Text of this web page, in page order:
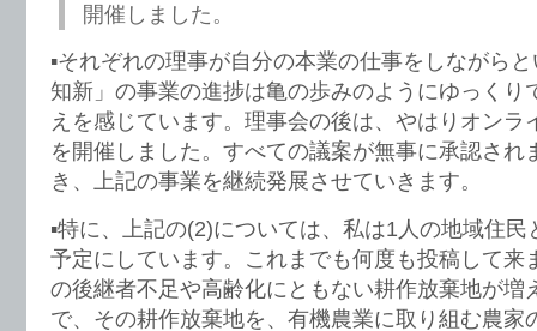
開催しました。
▪️それぞれの理事が自分の本業の仕事をしながら
知新」の事業の進捗は亀の歩みのようにゆっくり
えを感じています。理事会の後は、やはりオンラ
を開催しました。すべての議案が無事に承認され
き、上記の事業を継続発展させていきます。
▪️特に、上記の(2)については、私は1人の地域住
予定にしています。これまでも何度も投稿して来
の後継者不足や高齢化にともない耕作放棄地が増
で、その耕作放棄地を、有機農業に取り組む農家